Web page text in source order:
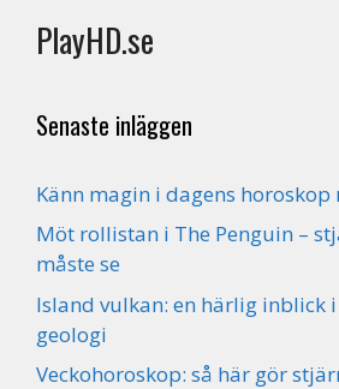
PlayHD.se
Senaste inläggen
Känn magin i dagens horoskop
Möt rollistan i The Penguin –
måste se
Island vulkan: en härlig inblick
geologi
Veckohoroskop: så här gör